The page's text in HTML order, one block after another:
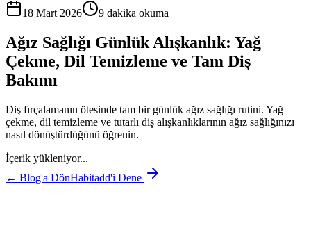
18 Mart 2026
9 dakika okuma
Ağız Sağlığı Günlük Alışkanlık: Yağ
Çekme, Dil Temizleme ve Tam Diş
Bakımı
Diş fırçalamanın ötesinde tam bir günlük ağız sağlığı rutini. Yağ
çekme, dil temizleme ve tutarlı diş alışkanlıklarının ağız sağlığınızı
nasıl dönüştürdüğünü öğrenin.
İçerik yükleniyor...
← Blog'a DönHabitadd'i Dene